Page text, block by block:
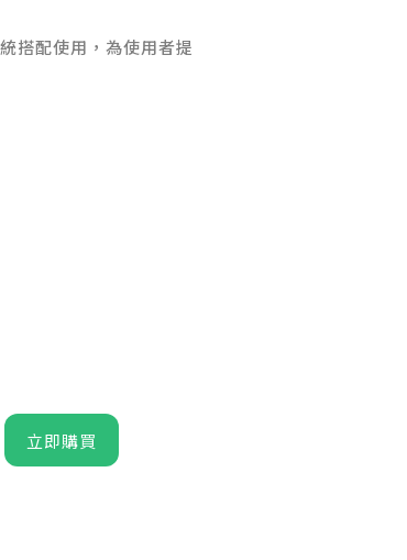
搭配使用，為使用者提